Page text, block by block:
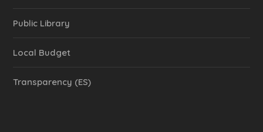
Public Library
Local Budget
Transparency (ES)